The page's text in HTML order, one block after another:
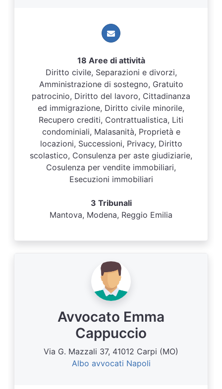
18 Aree di attività
Diritto civile, Separazioni e divorzi,
Amministrazione di sostegno, Gratuito
patrocinio, Diritto del lavoro, Cittadinanza
ed immigrazione, Diritto civile minorile,
Recupero crediti, Contrattualistica, Liti
condominiali, Malasanità, Proprietà e
locazioni, Successioni, Privacy, Diritto
scolastico, Consulenza per aste giudiziarie,
Cosulenza per vendite immobiliari,
Esecuzioni immobiliari
3 Tribunali
Mantova, Modena, Reggio Emilia
Avvocato Emma
Cappuccio
Via G. Mazzali 37, 41012 Carpi (MO)
Albo avvocati Napoli